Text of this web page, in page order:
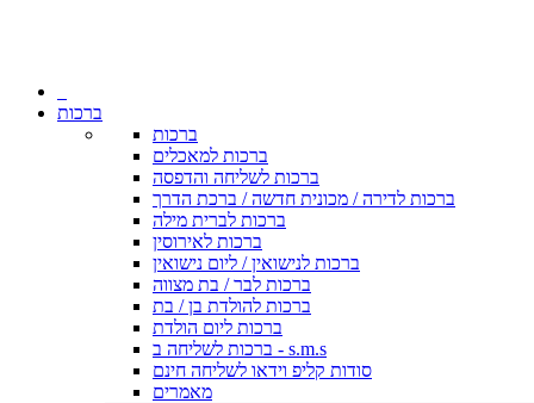
ברכות
ברכות
ברכות למאכלים
ברכות לשליחה והדפסה
ברכות לדירה / מכונית חדשה / ברכת הדרך
ברכות לברית מילה
ברכות לאירוסין
ברכות לנישואין / ליום נישואין
ברכות לבר / בת מצווה
ברכות להולדת בן / בת
ברכות ליום הולדת
ברכות לשליחה ב - s.m.s
סודות קליפ וידאו לשליחה חינם
מאמרים